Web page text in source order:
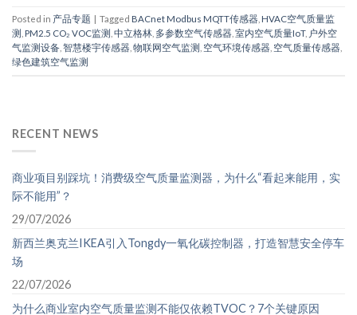
Posted in 产品专题 | Tagged BACnet Modbus MQTT传感器 HVAC空气质量监
测 PM2.5 CO₂ VOC监测 中立格林 多参数空气传感器 室内空气质量IoT, 户外空
气监测设备 智慧楼宇传感器 物联网空气监测 空气环境传感器 空气质量传感器
绿色建筑空气监测
RECENT NEWS
商业项目别踩坑！消费级空气质量监测器，为什么“看起来能用，实
际不能用”？
29/07/2026
新西兰奥克兰IKEA引入Tongdy一氧化碳控制器，打造智慧安全停车
场
22/07/2026
为什么商业室内空气质量监测不能仅依赖TVOC？7个关键原因